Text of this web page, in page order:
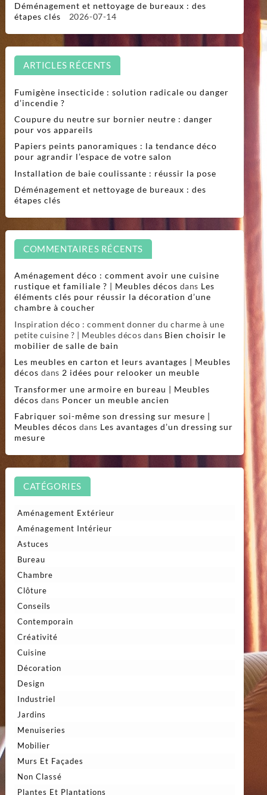
Déménagement et nettoyage de bureaux : des
étapes clés
2026-07-14
ARTICLES RÉCENTS
Fumigène insecticide : solution radicale ou danger
d’incendie ?
Coupure du neutre sur bornier neutre : danger
pour vos appareils
Papiers peints panoramiques : la tendance déco
pour agrandir l’espace de votre salon
Installation de baie coulissante : réussir la pose
Déménagement et nettoyage de bureaux : des
étapes clés
COMMENTAIRES RÉCENTS
Aménagement déco : comment avoir une cuisine
rustique et familiale ? | Meubles décos dans Les
éléments clés pour réussir la décoration d’une
chambre à coucher
Inspiration déco : comment donner du charme à une
petite cuisine ? | Meubles décos dans Bien choisir le
mobilier de salle de bain
Les meubles en carton et leurs avantages | Meubles
décos dans 2 idées pour relooker un meuble
Transformer une armoire en bureau | Meubles
décos dans Poncer un meuble ancien
Fabriquer soi-même son dressing sur mesure |
Meubles décos dans Les avantages d’un dressing sur
mesure
CATÉGORIES
Aménagement Extérieur
Aménagement Intérieur
Astuces
Bureau
Chambre
Clôture
Conseils
Contemporain
Créativité
Cuisine
Décoration
Design
Industriel
Jardins
Menuiseries
Mobilier
Murs Et Façades
Non Classé
Plantes Et Plantations